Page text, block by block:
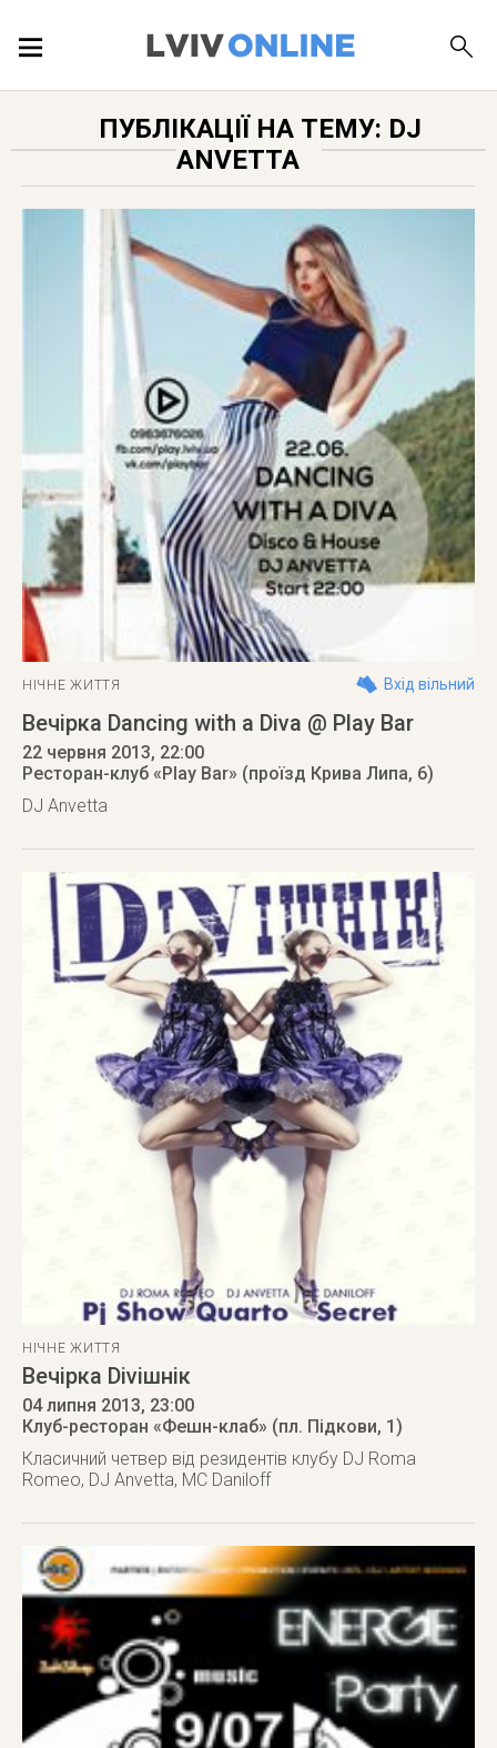
ПУБЛІКАЦІЇ
ПУБЛІКАЦІЇ НА ТЕМУ: DJ
ANVETTA
НІЧНЕ ЖИТТЯ Вхід вільний
Вечірка Dancing with a Diva @ Play Bar
22 червня 2013, 22:00
Ресторан-клуб «Play Bar» (проїзд Крива Липа, 6)
DJ Anvetta
НІЧНЕ ЖИТТЯ
Вечірка Diviшнік
04 липня 2013, 23:00
Клуб-ресторан «Фешн-клаб» (пл. Підкови, 1)
Класичний четвер від резидентів клубу DJ Roma
Romeo, DJ Anvetta, MC Daniloff